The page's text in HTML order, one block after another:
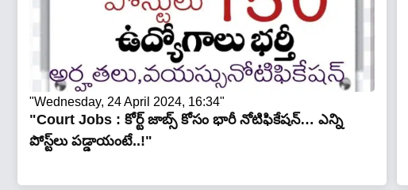
"Wednesday, 24 April 2024, 16:34"
"Court Jobs : కోర్ట్ జాబ్స్ కోసం భారీ నోటిఫికేష‌న్… ఎన్ని
పోస్ట్‌లు ప‌డ్డాయంటే..!"